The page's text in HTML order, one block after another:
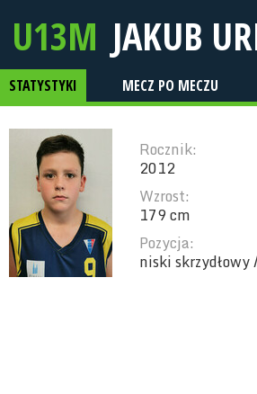
U13M JAKUB
STATYSTYKI MECZ PO MECZU
Rocznik:
2012
Wzrost:
179 cm
Pozycja:
niski